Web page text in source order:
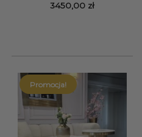
3450,00 zł
Promocja!